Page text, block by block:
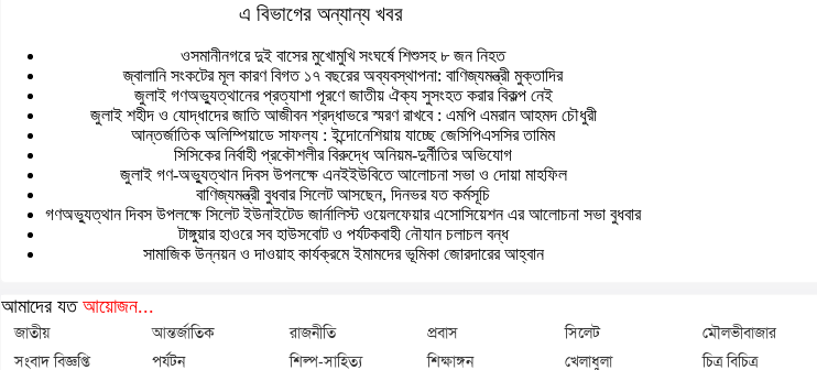
এ বিভাগের অন্যান্য খবর
ওসমানীনগরে দুই বাসের মুখোমুখি সংঘর্ষে শিশুসহ ৮ জন নিহত
জ্বালানি সংকটের মূল কারণ বিগত ১৭ বছরের অব্যবস্থাপনা: বাণিজ্যমন্ত্রী মুক্তাদির
জুলাই গণঅভ্যুত্থানের প্রত্যাশা পূরণে জাতীয় ঐক্য সুসংহত করার বিকল্প নেই
জুলাই শহীদ ও যোদ্ধাদের জাতি আজীবন শ্রদ্ধাভরে স্মরণ রাখবে : এমপি এমরান আহমদ চৌধুরী
আন্তর্জাতিক অলিম্পিয়াডে সাফল্য : ইন্দোনেশিয়ায় যাচ্ছে জেসিপিএসসির তামিম
সিসিকের নির্বাহী প্রকৌশলীর বিরুদ্ধে অনিয়ম-দুর্নীতির অভিযোগ
জুলাই গণ-অভ্যুত্থান দিবস উপলক্ষে এনইইউবিতে আলোচনা সভা ও দোয়া মাহফিল
বাণিজ্যমন্ত্রী বুধবার সিলেট আসছেন, দিনভর যত কর্মসূচি
গণঅভ্যুত্থান দিবস উপলক্ষে সিলেট ইউনাইটেড জার্নালিস্ট ওয়েলফেয়ার এসোসিয়েশন এর আলোচনা সভা বুধবার
টাঙ্গুয়ার হাওরে সব হাউসবোট ও পর্যটকবাহী নৌযান চলাচল বন্ধ
সামাজিক উন্নয়ন ও দাওয়াহ কার্যক্রমে ইমামদের ভূমিকা জোরদারের আহ্বান
আমাদের যত আয়োজন...
জাতীয় আন্তর্জাতিক রাজনীতি প্রবাস সিলেট মৌলভীবাজার
সংবাদ বিজ্ঞপ্তি
পর্যটন শিল্প-সাহিত্য শিক্ষাঙ্গন খেলাধুলা চিত্র বিচিত্র